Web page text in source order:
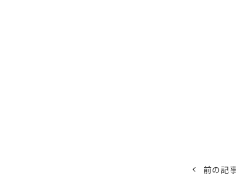
前の記